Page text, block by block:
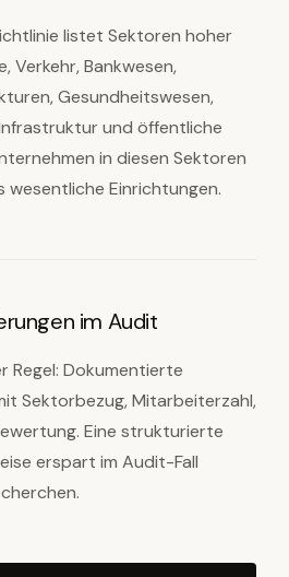
listet Sektoren hoher
Verkehr, Bankwesen,
Gesundheitswesen,
und öffentliche
in diesen Sektoren
wesentliche Einrichtungen.
im Audit
Regel: Dokumentierte
Sektorbezug, Mitarbeiterzahl,
Eine strukturierte
erspart im Audit-Fall